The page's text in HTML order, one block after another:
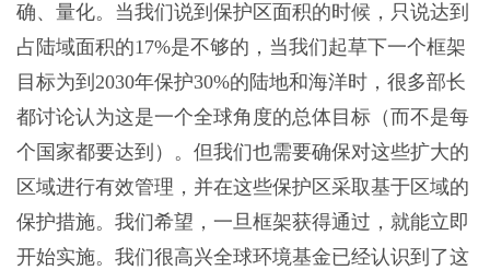
确、量化。当我们说到保护区面积的时候，只说达到
占陆域面积的17%是不够的，当我们起草下一个框架
目标为到2030年保护30%的陆地和海洋时，很多部长
都讨论认为这是一个全球角度的总体目标（而不是每
个国家都要达到）。但我们也需要确保对这些扩大的
区域进行有效管理，并在这些保护区采取基于区域的
保护措施。我们希望，一旦框架获得通过，就能立即
开始实施。我们很高兴全球环境基金已经认识到了这